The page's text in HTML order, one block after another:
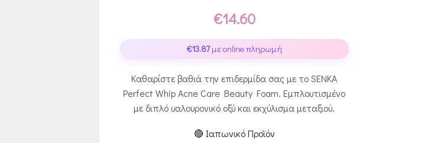
€14.60
€13.87με online πληρωμή
Καθαρίστε βαθιά την επιδερμίδα σας με το SENKA
Perfect Whip Acne Care Beauty Foam. Εμπλουτισμένο
με διπλό υαλουρονικό οξύ και εκχύλισμα μεταξιού.
🔴 Ιαπωνικό Προϊόν